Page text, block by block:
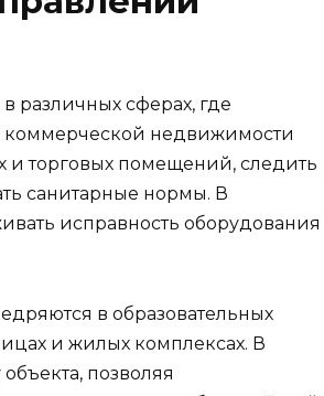
различных сферах, где
коммерческой недвижимости
и торговых помещений, следить
санитарные нормы. В
исправность оборудования
в образовательных
и жилых комплексах. В
позволяя